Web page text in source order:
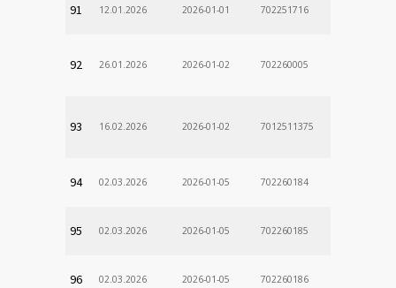
91 12.01.2026 2026-01-01 702251716
92 26.01.2026 2026-01-02 702260005
93 16.02.2026 2026-01-02 7012511375
94 02.03.2026 2026-01-05 702260184
95 02.03.2026 2026-01-05 702260185
96 02.03.2026 2026-01-05 702260186